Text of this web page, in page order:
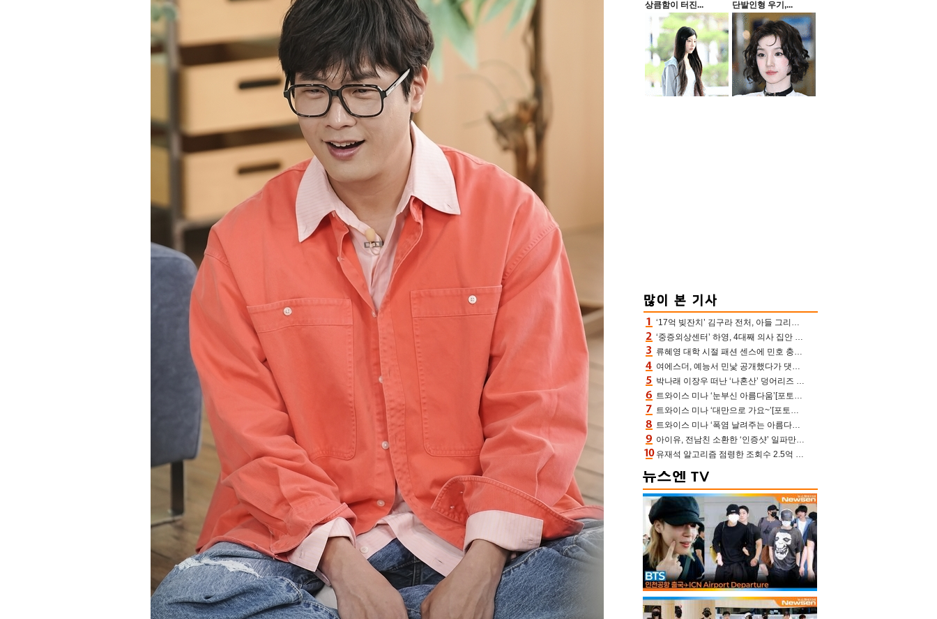
상큼함이 터진... 단발인형 우기,...
‘17억 빚잔치’ 김구라 전처, 아들 그리는 “나 뿐인데” 친엄마 챙기는 효심 눈길
‘중증외상센터’ 하영, 4대째 의사 집안 인증 “증조부, 고종 황제 진료”(옥문아)[어제TV]
류혜영 대학 시절 패션 센스에 민호 충격 “레몬색 레깅스에 다리 없는 줄”(나혼산)
여에스더, 예능서 민낯 공개했다가 댓글에 충격 “눈 왜 저렇게 처졌냐고”(에스더TV)
박나래 이장우 떠난 ‘나혼산’ 덩어리즈 왔다, 1인 1케이크에 팜유 전현무 충격[어제TV]
트와이스 미나 ‘눈부신 아름다움’[포토엔HD]
트와이스 미나 ‘대만으로 가요~’[포토엔HD]
트와이스 미나 ‘폭염 날려주는 아름다움’[포토엔HD]
아이유, 전남친 소환한 ‘인증샷’ 일파만파 속…남사친 변우석 선물도 남겼나 ‘훈훈’
유재석 알고리즘 점령한 조회수 2.5억 신박한 다비치, 강민경 덩달아 긴장(해투)